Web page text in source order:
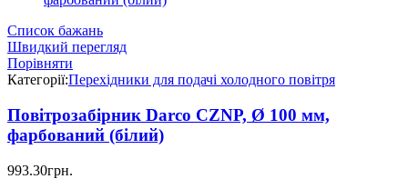
Список бажань
Швидкий перегляд
Порівняти
Категорії:Перехідники для подачі холодного повітря
Повітрозабірник Darco CZNP, Ø 100 мм,
фарбований (білий)
993.30грн.